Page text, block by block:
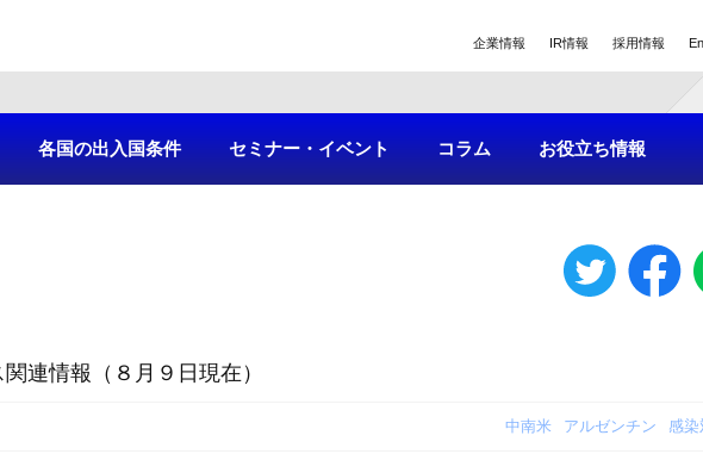
企業情報 IR情報 採用情報
各国の出入国条件 セミナー・イベント コラム お役立ち情報
連情報（８月９日現在）
中南米 アルゼンチン 感染